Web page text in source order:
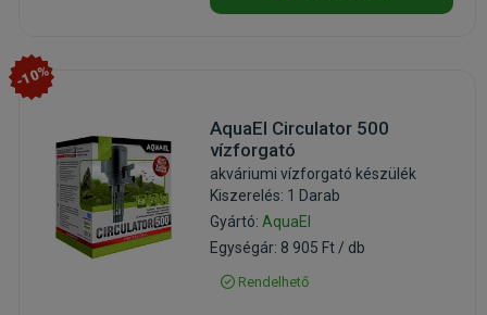
-10%
AquaEl Circulator 500
vízforgató
akváriumi vízforgató készülék
Kiszerelés: 1 Darab
Gyártó: AquaEl
Egységár: 8 905 Ft / db
Rendelhető